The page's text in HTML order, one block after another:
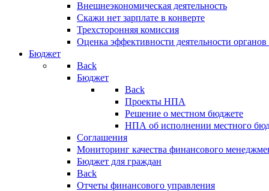
Внешнеэкономическая деятельность
Скажи нет зарплате в конверте
Трехсторонняя комиссия
Оценка эффективности деятельности
Бюджет
Back
Бюджет
Back
Проекты НПА
Решение о местном бюджете
НПА об исполнении местного
Соглашения
Мониторинг качества финансового
Бюджет для граждан
Back
Отчеты финансового управления